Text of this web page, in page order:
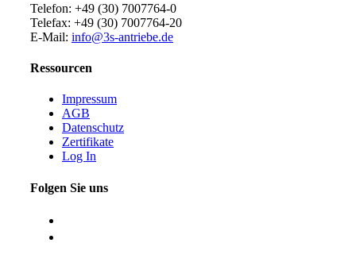
Telefon: +49 (30) 7007764-0
Telefax: +49 (30) 7007764-20
E-Mail: info@3s-antriebe.de
Ressourcen
Impressum
AGB
Datenschutz
Zertifikate
Log In
Folgen Sie uns